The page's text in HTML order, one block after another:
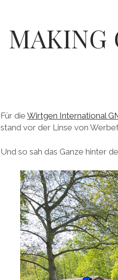
MAKING
Für die Wirtgen International
stand vor der Linse von
Und so sah das Ganze hinter